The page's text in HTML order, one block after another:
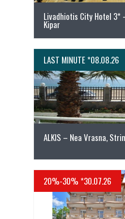
Livadhiotis City Hotel 3*
Kipar
LAST MINUTE *08.08.26
ПОВЕЌЕ
ALKIS – Nea Vrasna,
20%-30% *30.07.26
ПОВЕЌЕ